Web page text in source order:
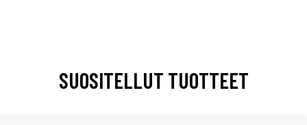
SUOSITELLUT TUOTTEET